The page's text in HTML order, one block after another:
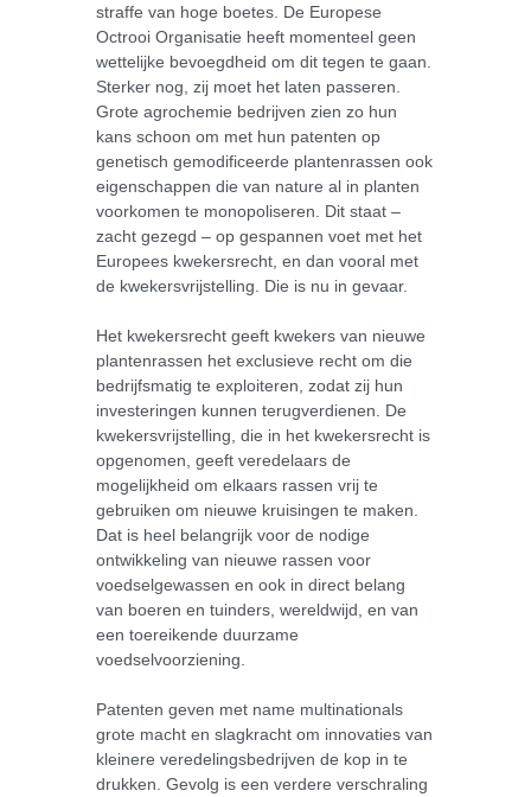
straffe van hoge boetes. De Europese
Octrooi Organisatie heeft momenteel geen
wettelijke bevoegdheid om dit tegen te gaan.
Sterker nog, zij moet het laten passeren.
Grote agrochemie bedrijven zien zo hun
kans schoon om met hun patenten op
genetisch gemodificeerde plantenrassen ook
eigenschappen die van nature al in planten
voorkomen te monopoliseren. Dit staat –
zacht gezegd – op gespannen voet met het
Europees kwekersrecht, en dan vooral met
de kwekersvrijstelling. Die is nu in gevaar.
Het kwekersrecht geeft kwekers van nieuwe
plantenrassen het exclusieve recht om die
bedrijfsmatig te exploiteren, zodat zij hun
investeringen kunnen terugverdienen. De
kwekersvrijstelling, die in het kwekersrecht is
opgenomen, geeft veredelaars de
mogelijkheid om elkaars rassen vrij te
gebruiken om nieuwe kruisingen te maken.
Dat is heel belangrijk voor de nodige
ontwikkeling van nieuwe rassen voor
voedselgewassen en ook in direct belang
van boeren en tuinders, wereldwijd, en van
een toereikende duurzame
voedselvoorziening.
Patenten geven met name multinationals
grote macht en slagkracht om innovaties van
kleinere veredelingsbedrijven de kop in te
drukken. Gevolg is een verdere verschraling